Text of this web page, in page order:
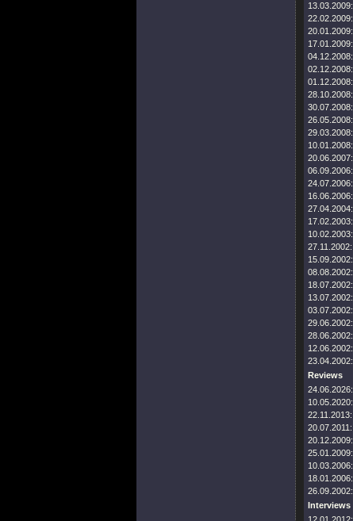
13.03.2009:
22.02.2009:
20.01.2009:
17.01.2009:
04.12.2008:
02.12.2008:
01.12.2008:
28.10.2008:
30.07.2008:
26.05.2008:
29.03.2008:
10.01.2008:
20.06.2007:
06.09.2006:
24.07.2006:
16.06.2006:
27.04.2004:
17.02.2003:
10.02.2003:
27.11.2002:
15.09.2002:
08.08.2002:
18.07.2002:
13.07.2002:
03.07.2002:
29.06.2002:
28.06.2002:
12.06.2002:
23.04.2002:
Reviews
24.06.2026:
10.05.2020:
22.11.2013:
20.07.2011:
20.12.2009:
25.01.2009:
10.03.2006:
18.01.2006:
26.09.2002:
Interviews